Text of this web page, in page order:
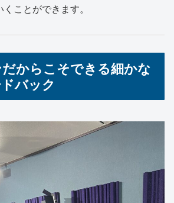
ことができます。
からこそできる細かな
バック